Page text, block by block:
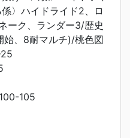
〉ハイドライド2、ロ
ーク、ランダー3/歴史
始、8耐マルチ)/桃色図
105